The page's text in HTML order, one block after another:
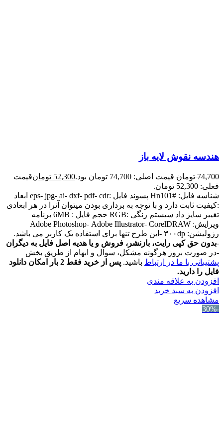
هندسه نقوش لایه باز
74,700 تومان قیمت اصلی: 74,700 تومان بود. 52,300 تومانقیمت
فعلی: 52,300 تومان.
شناسه فایل: #Hn101 پسوند فایل :eps- jpg- ai- dxf- pdf- cdr ابعاد
:کیفیت ثابت دارد و با توجه به برداری بودن میتوان آنرا در هر ابعادی
تغییر سایز داد سیستم رنگی :RGB حجم فایل : 6MB برنامه
ویرایش: Adobe Photoshop- Adobe Illustrator- CorelDRAW
رزولیشن: ۳۰۰dp -این طرح تنها برای استفاده یک کاربر می باشد.
-بدون حق کپی رایت، بازنشر، فروش و یا هدیه اصل فایل به دیگران
-در صورت بروز هرگونه مشکل، سوال و ابهام از طریق بخش
پشتیبانی با ما در ارتباط باشید.
پس از خرید فقط 2 بار امکان دانلود
فایل را دارید.
افزودن به علاقه مندی
افزودن به سبد خرید
مشاهده سریع
-30%